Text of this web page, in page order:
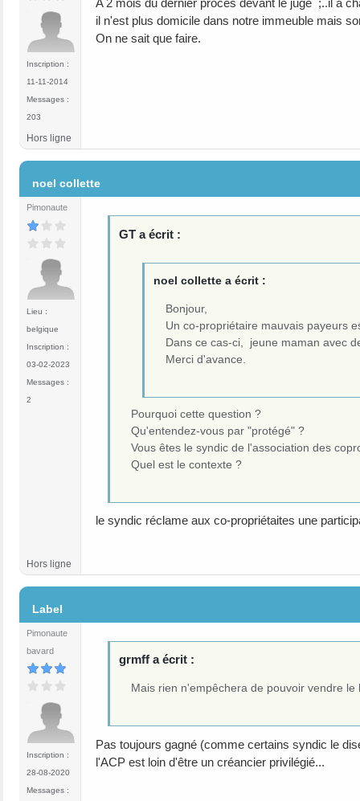
Inscription :
11-11-2014
Messages :
203
A 2 mois du dernier procès devant le juge ;..il a
il n'est plus domicile dans notre immeuble mais
On ne sait que faire.
Hors ligne
noel collette
Pimonaute
Lieu :
belgique
Inscription :
03-02-2023
Messages :
2
GT a écrit :
noel collette a écrit :
Bonjour,
Un co-propriétaire mauvais payeurs
Dans ce cas-ci, jeune maman avec
Merci d'avance.
Pourquoi cette question ?
Qu'entendez-vous par "protégé" ?
Vous êtes le syndic de l'association des
Quel est le contexte ?
le syndic réclame aux co-propriétaites une
Hors ligne
Label
Pimonaute
bavard
Inscription :
28-08-2020
Messages :
grmff a écrit :
Mais rien n'empêchera de pouvoir vendre
Pas toujours gagné (comme certains syndic le
l'ACP est loin d'être un créancier privilégié...